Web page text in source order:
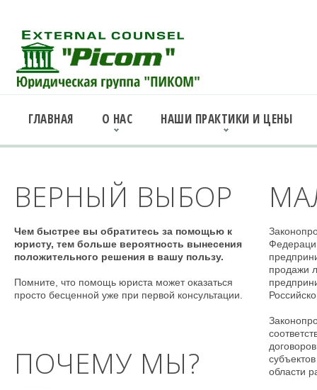
ГЛАВНАЯ О НАС НАШИ ПРАКТИКИ И ЦЕНЫ
ВЕРНЫЙ ВЫБОР
Чем быстрее вы обратитесь за помощью к
юристу, тем больше вероятность вынесения
положительного решения в вашу пользу.
Помните, что помощь юриста может оказаться
просто бесценной уже при первой консультации.
ПОЧЕМУ МЫ?
продажи
области